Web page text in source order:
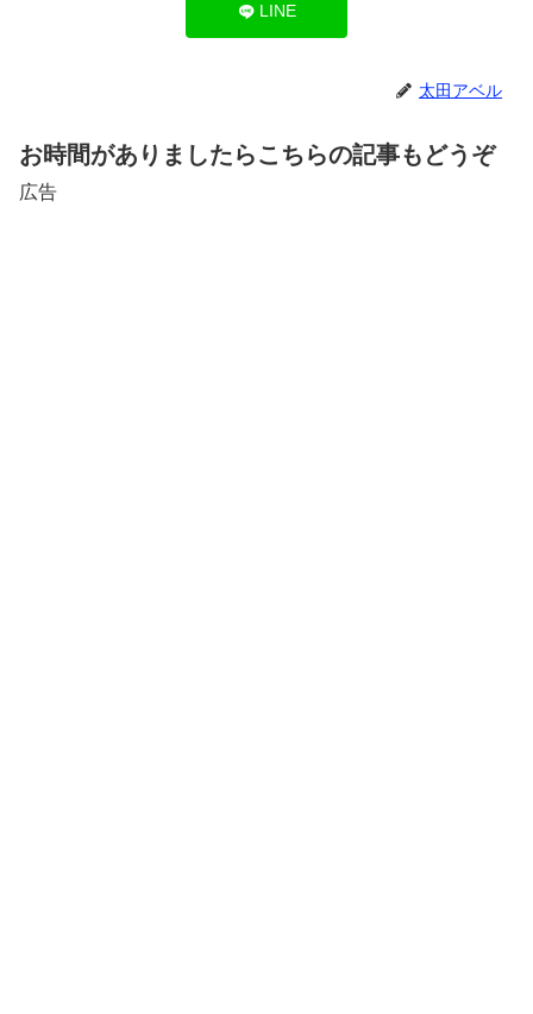
LINE
太田アベル
お時間がありましたらこちらの記事もどうぞ
広告